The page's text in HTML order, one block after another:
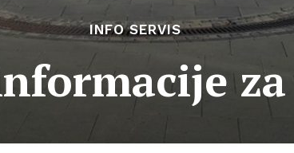
INFO SERVIS